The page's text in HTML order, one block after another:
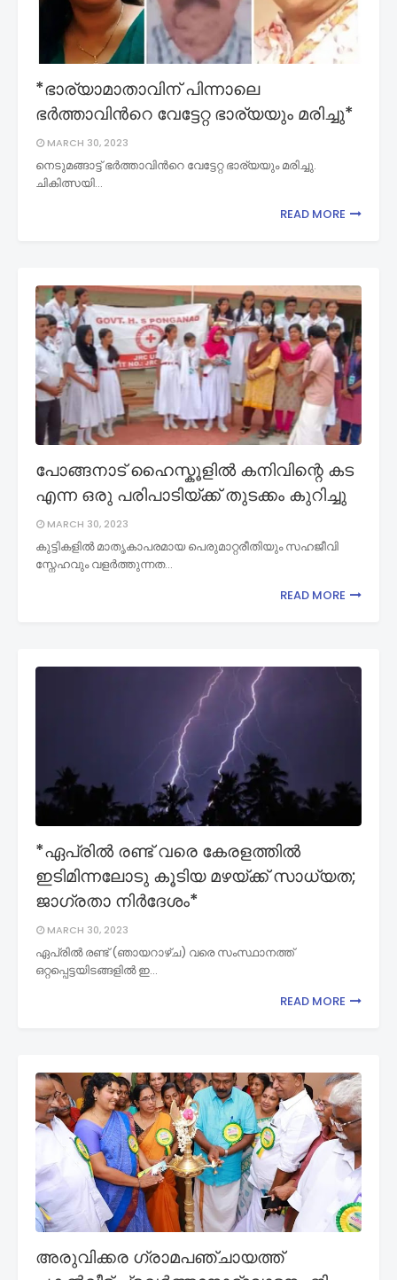
*ഭാര്യാമാതാവിന് പിന്നാലെ
ഭര്‍ത്താവിന്‍റെ വേട്ടേറ്റ ഭാര്യയും മരിച്ചു*
MARCH 30, 2023
നെടുമങ്ങാട്ട് ഭര്‍ത്താവിന്‍റെ വേട്ടേറ്റ ഭാര്യയും മരിച്ചു.
ചികിത്സയി…
READ MORE
പോങ്ങനാട് ഹൈസ്കൂളിൽ കനിവിന്റെ കട
എന്ന ഒരു പരിപാടിയ്ക്ക് തുടക്കം കുറിച്ചു
MARCH 30, 2023
കുട്ടികളിൽ മാതൃകാപരമായ പെരുമാറ്റരീതിയും സഹജീവി
സ്നേഹവും വളർത്തുന്നത…
READ MORE
*ഏപ്രില്‍ രണ്ട് വരെ കേരളത്തില്‍
ഇടിമിന്നലോടു കൂടിയ മഴയ്ക്ക് സാധ്യത;
ജാഗ്രതാ നിര്‍ദേശം*
MARCH 30, 2023
ഏപ്രില്‍ രണ്ട് (ഞായറാഴ്ച) വരെ സംസ്ഥാനത്ത്
ഒറ്റപ്പെട്ടയിടങ്ങളില്‍ ഇ…
READ MORE
അരുവിക്കര ഗ്രാമപഞ്ചായത്ത്